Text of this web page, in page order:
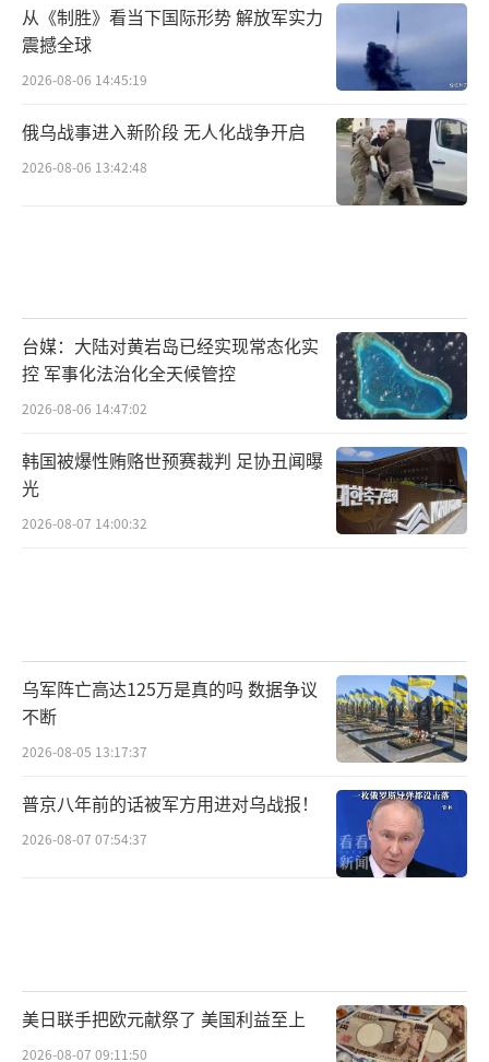
从《制胜》看当下国际形势 解放军实力
震撼全球
2026-08-06 14:45:19
俄乌战事进入新阶段 无人化战争开启
2026-08-06 13:42:48
台媒：大陆对黄岩岛已经实现常态化实
控 军事化法治化全天候管控
2026-08-06 14:47:02
韩国被爆性贿赂世预赛裁判 足协丑闻曝
光
2026-08-07 14:00:32
乌军阵亡高达125万是真的吗 数据争议
不断
2026-08-05 13:17:37
普京八年前的话被军方用进对乌战报！
2026-08-07 07:54:37
美日联手把欧元献祭了 美国利益至上
2026-08-07 09:11:50